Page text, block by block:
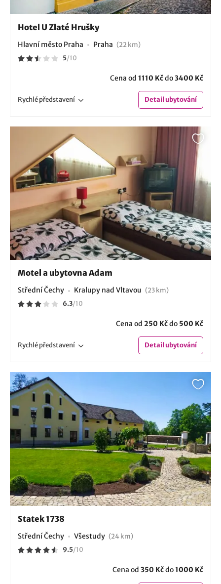
Hotel U Zlaté Hrušky
Hlavní město Praha Praha (22 km)
5/10
Cena od 1110 Kčdo3400 Kč
Rychlépředstavení Detailubytování
Motel a ubytovna Adam
Střední Čechy Kralupy nad Vltavou (23 km)
6.3/10
Cena od 250 Kčdo 500 Kč
Rychlépředstavení Detailubytování
Statek 1738
Střední Čechy Všestudy (24 km)
9.5/10
Cena od 350 Kčdo1000 Kč